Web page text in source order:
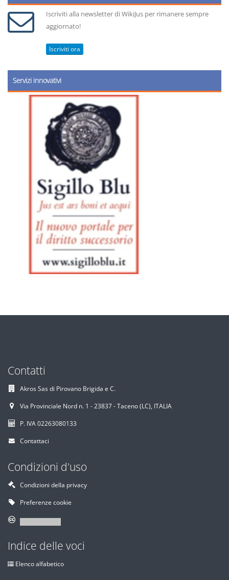
Iscriviti alla newsletter di WikiJus per rimanere sempre
aggiornato!
Iscriviti ora
Servizi innovativi
Contatti
Akros Sas di Pirovano Brigida e C.
Via Provinciale Nord n. 1 - 23837 - Taceno (LC), ITALIA
P. IVA 02263080133
Contattaci
Condizioni d'uso
Condizioni della privacy
Preferenze cookie
Indice delle voci
Elenco alfabetico